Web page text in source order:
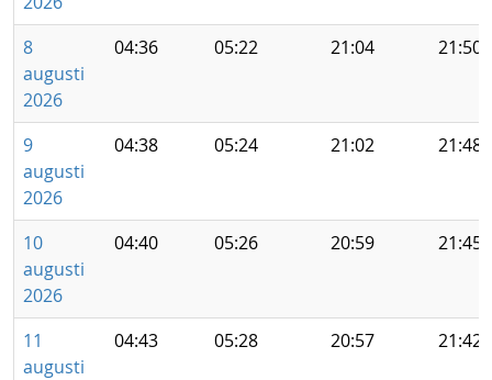
8
augusti
2026
04:36 05:22 21:04 21:50
9
augusti
2026
04:38 05:24 21:02 21:48
10
augusti
2026
04:40 05:26 20:59 21:45
11
augusti
04:43 05:28 20:57 21:42